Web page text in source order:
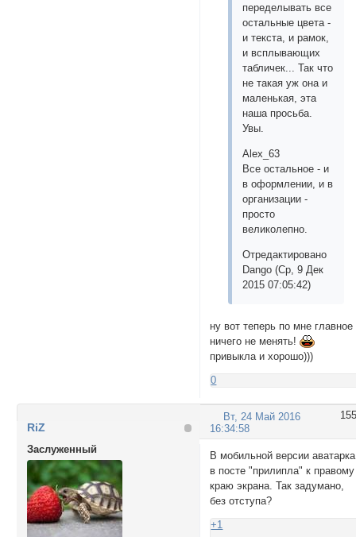
переделывать все
остальные цвета -
и текста, и рамок,
и всплывающих
табличек... Так что
не такая уж она и
маленькая, эта
наша просьба.
Увы.
Alex_63
Все остальное - и
в оформлении, и в
организации -
просто
великолепно.
Отредактировано
Dango (Ср, 9 Дек
2015 07:05:42)
ну вот теперь по мне главное
ничего не менять!
привыкла и хорошо)))
0
155
Вт, 24 Май 2016
16:34:58
RiZ
Заслуженный
В мобильной версии аватарка
в посте "прилипла" к правому
краю экрана. Так задумано,
без отступа?
+1